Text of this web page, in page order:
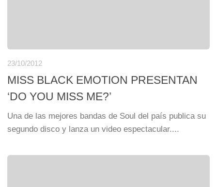
23/10/2012
MISS BLACK EMOTION PRESENTAN
‘DO YOU MISS ME?’
Una de las mejores bandas de Soul del país publica su
segundo disco y lanza un video espectacular....